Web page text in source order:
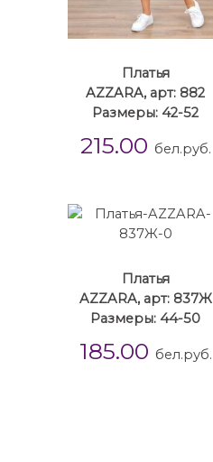
Платья
AZZARA, арт: 882
Размеры: 42-52
215.00 бел.руб.
Платья
AZZARA, арт: 837Ж
Размеры: 44-50
185.00 бел.руб.